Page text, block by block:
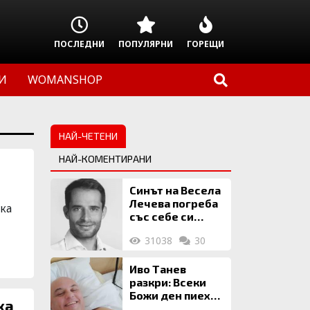
ПОСЛЕДНИ ПОПУЛЯРНИ ГОРЕЩИ
WOMANSHOP
НАЙ-ЧЕТЕНИ
НАЙ-КОМЕНТИРАНИ
Синът на Весела
Лечева погреба
със себе си
млн. евро
31038 30
Иво Танев
разкри: Всеки
Божи ден пиех